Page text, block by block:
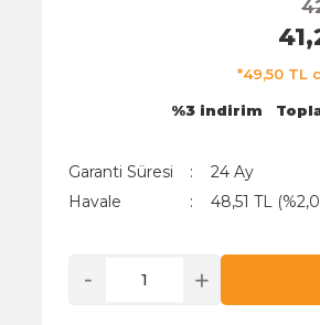
*49,50 TL
%3 indirim
Garanti Süresi
24 Ay
Havale
48,51 TL